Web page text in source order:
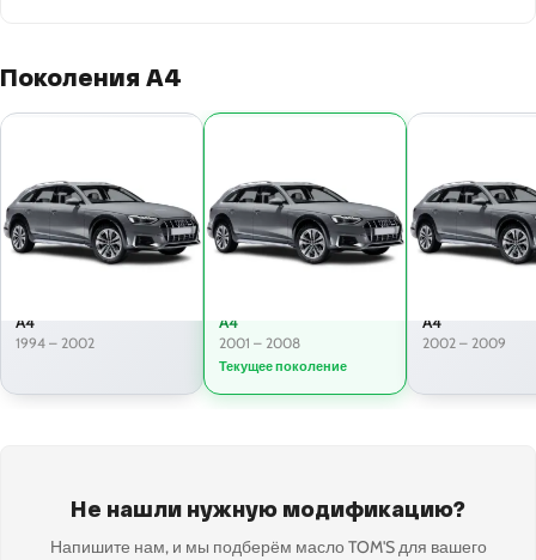
Поколения A4
A4
1994 – 2002
A4
2001 – 2008
Текущее поколение
A4
2002 – 2009
Не нашли нужную модификацию?
Напишите нам, и мы подберём масло TOM'S для вашего